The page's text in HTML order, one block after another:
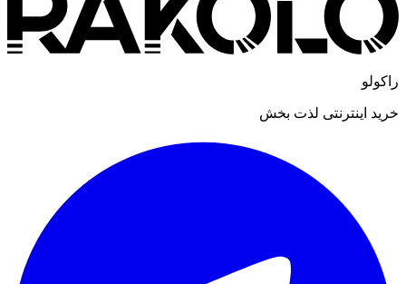
راکولو
خرید اینترنتی لذت بخش